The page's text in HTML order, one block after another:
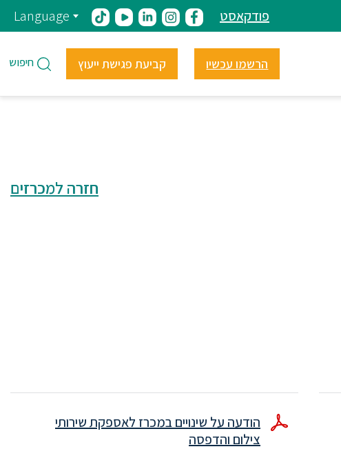
פודקאסט Language
הרשמו עכשיו קביעת פגישת ייעוץ חיפוש
חזרה למכרזים
הודעה על שינויים במכרז לאספקת שירותי
צילום והדפסה